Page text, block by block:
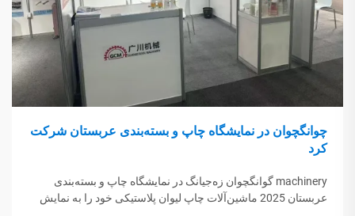
چوانگچوان در نمایشگاه چاپ و بسته‌بندی عربستان شرکت
کرد
machinery گوانگچوان زه‌جیانگ در نمایشگاه چاپ و بسته‌بندی
عربستان 2025 ماشین‌آلات چاپ لیوان پلاستیکی خود را به نمایش